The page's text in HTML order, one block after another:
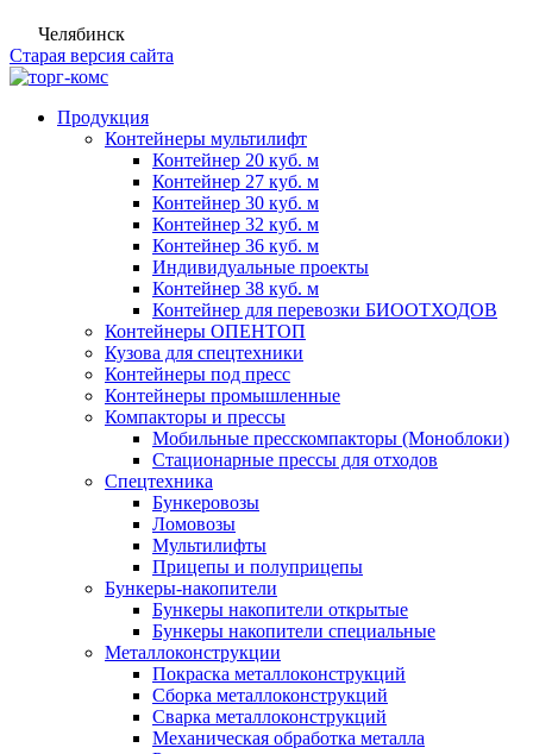
Челябинск
Старая версия сайта
Продукция
Контейнеры мультилифт
Контейнер 20 куб. м
Контейнер 27 куб. м
Контейнер 30 куб. м
Контейнер 32 куб. м
Контейнер 36 куб. м
Индивидуальные проекты
Контейнер 38 куб. м
Контейнер для перевозки БИООТХОДОВ
Контейнеры ОПЕНТОП
Кузова для спецтехники
Контейнеры под пресс
Контейнеры промышленные
Компакторы и прессы
Мобильные пресскомпакторы (Моноблоки)
Стационарные прессы для отходов
Спецтехника
Бункеровозы
Ломовозы
Мультилифты
Прицепы и полуприцепы
Бункеры-накопители
Бункеры накопители открытые
Бункеры накопители специальные
Металлоконструкции
Покраска металлоконструкций
Сборка металлоконструкций
Сварка металлоконструкций
Механическая обработка металла